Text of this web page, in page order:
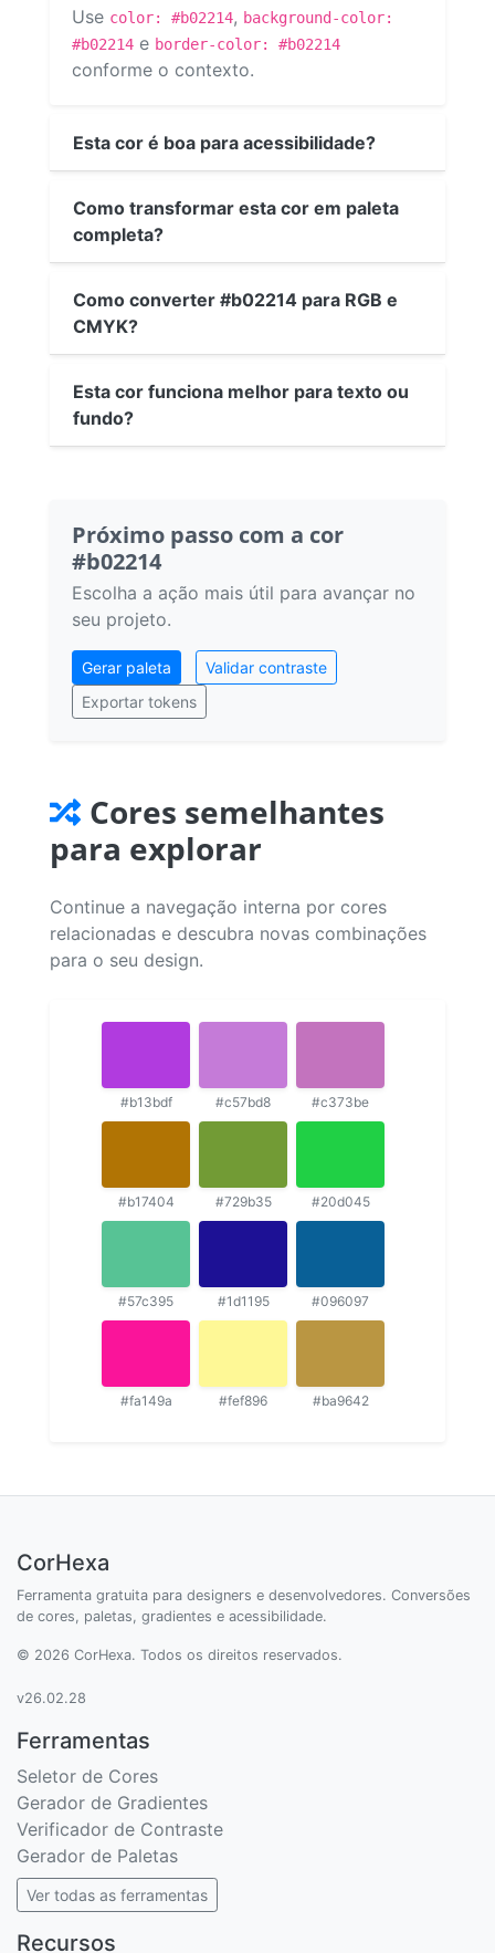
Use color: #b02214, background-color:
#b02214 e border-color: #b02214
conforme o contexto.
Esta cor é boa para acessibilidade?
Como transformar esta cor em paleta
completa?
Como converter #b02214 para RGB e
CMYK?
Esta cor funciona melhor para texto ou
fundo?
Próximo passo com a cor
#b02214
Escolha a ação mais útil para avançar no
seu projeto.
Gerar paleta
Validar contraste
Exportar tokens
Cores semelhantes
para explorar
Continue a navegação interna por cores
relacionadas e descubra novas combinações
para o seu design.
#b13bdf #c57bd8 #c373be
#b17404 #729b35 #20d045
#57c395 #1d1195 #096097
#fa149a #fef896 #ba9642
CorHexa
Ferramenta gratuita para designers e desenvolvedores. Conversões
de cores, paletas, gradientes e acessibilidade.
© 2026 CorHexa. Todos os direitos reservados.
v26.02.28
Ferramentas
Seletor de Cores
Gerador de Gradientes
Verificador de Contraste
Gerador de Paletas
Ver todas as ferramentas
Recursos